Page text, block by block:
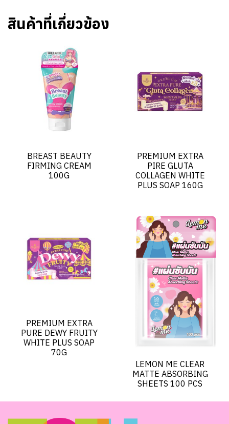
สินค้าที่เกี่ยวข้อง
BREAST BEAUTY
FIRMING CREAM
100G
PREMIUM EXTRA
PIRE GLUTA
COLLAGEN WHITE
PLUS SOAP 160G
PREMIUM EXTRA
PURE DEWY FRUITY
WHITE PLUS SOAP
70G
LEMON ME CLEAR
MATTE ABSORBING
SHEETS 100 PCS